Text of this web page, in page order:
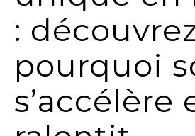
:
pourquoi
s’accélère